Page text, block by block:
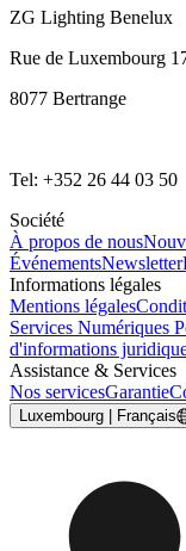
ZG Lighting Benelux
Rue de Luxembourg
8077 Bertrange
Tel: +352 26 44 03 50
Société
À propos de nous
ÉvénementsNewsletter
Informations légales
Mentions légales
Services Numériques
d'informations
Assistance & Services
Nos servicesGarantie
Luxembourg | Français